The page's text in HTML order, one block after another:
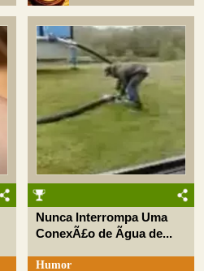
Nunca Interrompa Uma
ConexÃ£o de Ãgua de...
Humor